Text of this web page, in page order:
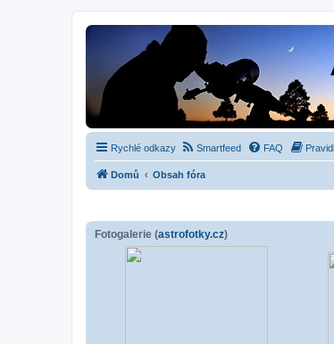
Rychlé odkazy Smartfeed FAQ
Domů Obsah fóra
Fotogalerie (astrofotky.cz)